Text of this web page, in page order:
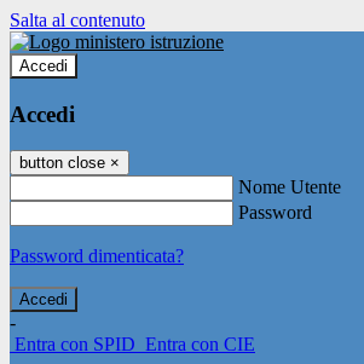
Salta al contenuto
Accedi
Accedi
button close ×
Nome Utente
Password
Password dimenticata?
-
Entra con SPID Entra con CIE